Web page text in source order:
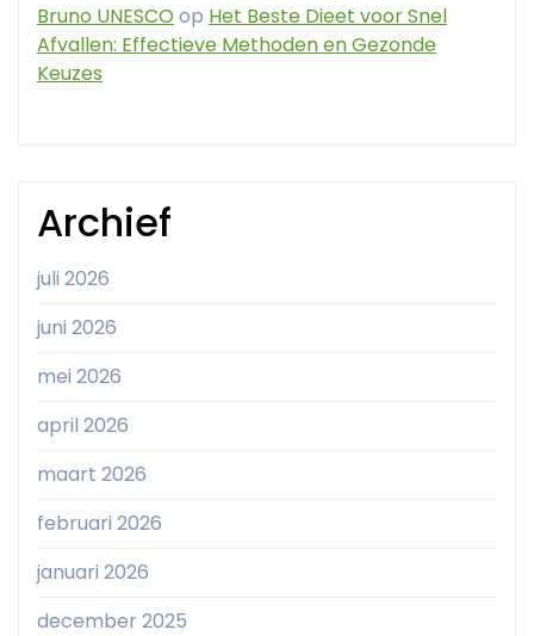
Bruno UNESCO op Het Beste Dieet voor Snel
Afvallen: Effectieve Methoden en Gezonde
Keuzes
Archief
juli 2026
juni 2026
mei 2026
april 2026
maart 2026
februari 2026
januari 2026
december 2025